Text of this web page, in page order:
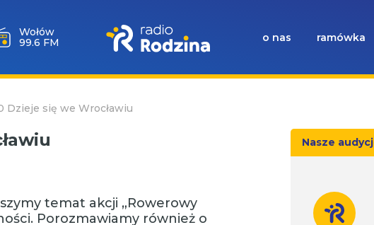
Wołów
99.6 FM
o nas ramówka
Dzieje się we Wrocławiu
temat akcji „Rowerowy
Porozmawiamy również o
Nasze